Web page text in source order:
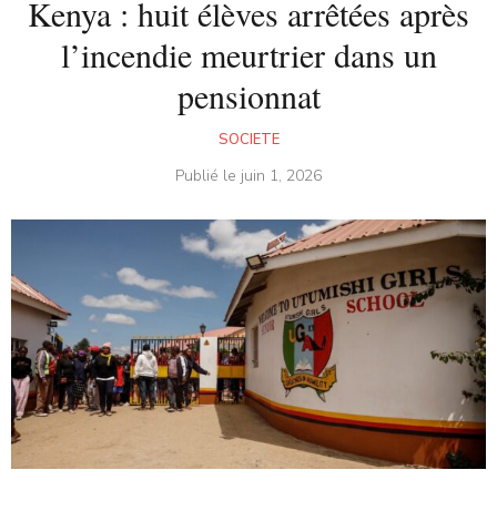
Kenya : huit élèves arrêtées après
l’incendie meurtrier dans un
pensionnat
SOCIETE
Publié le juin 1, 2026